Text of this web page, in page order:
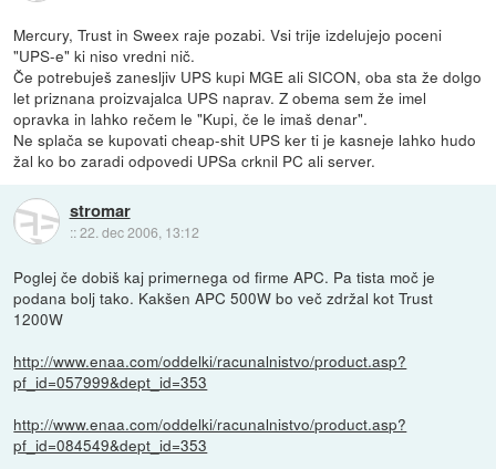
Mercury, Trust in Sweex raje pozabi. Vsi trije izdelujejo poceni
"UPS-e" ki niso vredni nič.
Če potrebuješ zanesljiv UPS kupi MGE ali SICON, oba sta že dolgo
let priznana proizvajalca UPS naprav. Z obema sem že imel
opravka in lahko rečem le "Kupi, če le imaš denar".
Ne splača se kupovati cheap-shit UPS ker ti je kasneje lahko hudo
žal ko bo zaradi odpovedi UPSa crknil PC ali server.
stromar
::22. dec 2006, 13:12
Poglej če dobiš kaj primernega od firme APC. Pa tista moč je
podana bolj tako. Kakšen APC 500W bo več zdržal kot Trust
1200W
http://www.enaa.com/oddelki/racunalnistvo/product.asp?
pf_id=057999&dept_id=353
http://www.enaa.com/oddelki/racunalnistvo/product.asp?
pf_id=084549&dept_id=353